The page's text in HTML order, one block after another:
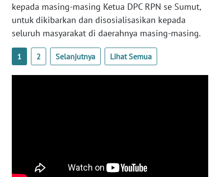
kepada masing-masing Ketua DPC RPN se Sumut,
untuk dikibarkan dan disosialisasikan kepada
seluruh masyarakat di daerahnya masing-masing.
1 2 Selanjutnya Lihat Semua
WN
KALTARA
WN